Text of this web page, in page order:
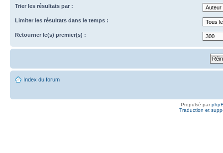
Trier les résultats par :
Limiter les résultats dans le temps :
Retourner le(s) premier(s) :
Index du forum
Propulsé par
Traduction et